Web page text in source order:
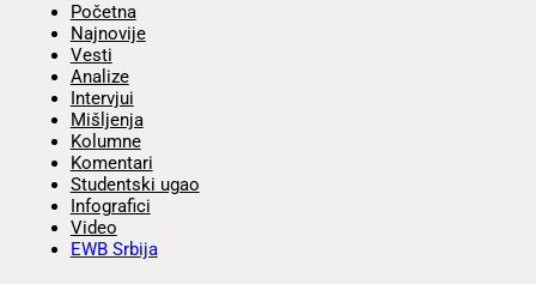
Početna
Najnovije
Vesti
Analize
Intervjui
Mišljenja
Kolumne
Komentari
Studentski ugao
Infografici
Video
EWB Srbija